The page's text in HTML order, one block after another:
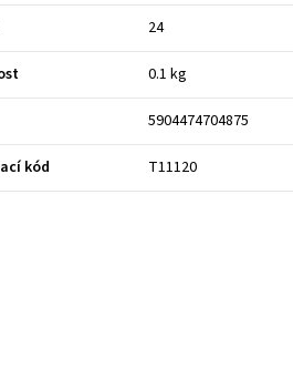
24
0.1 kg
5904474704875
kód T11120